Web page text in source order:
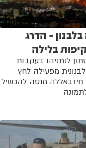
- הדרג
בלילה
לנתניהו בעקבות
מפעילה לחץ
מנסה להכשיל